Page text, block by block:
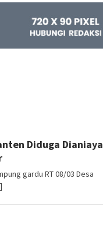
Diduga Dianiaya
gardu RT 08/03 Desa